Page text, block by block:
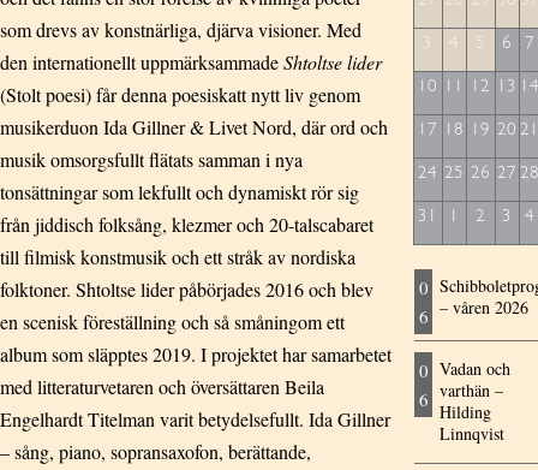
som drevs av konstnärliga, djärva visioner. Med
den internationellt uppmärksammadeShtoltse lider
(Stolt poesi) får denna poesiskatt nytt liv genom
musikerduon Ida Gillner & Livet Nord, där ord och
musik omsorgsfullt flätats samman i nya
tonsättningar som lekfullt och dynamiskt rör sig
från jiddisch folksång, klezmer och 20-talscabaret
till filmisk konstmusik och ett stråk av nordiska
folktoner. Shtoltse lider påbörjades 2016 och blev
en scenisk föreställning och så småningom ett
album som släpptes 2019. I projektet har samarbetet
med litteraturvetaren och översättaren Beila
Engelhardt Titelman varit betydelsefullt. Ida Gillner
– sång, piano, sopransaxofon, berättande,
3 4 5 6 7
10 11 12 13
17 18 19 20
24 25 26 27
31 1 2 3 4
0
6 – våren 2026
0
6
Vadan och
varthän –
Hilding
Linnqvist